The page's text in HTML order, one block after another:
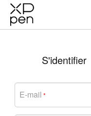
S'identifier
E-mail *